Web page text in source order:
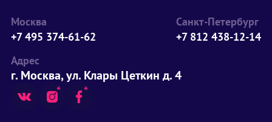
Москва
+7 495 374-61-62
Санкт-Петербург
+7 812 438-12-14
Адрес
г. Москва, ул. Клары Цеткин д. 4